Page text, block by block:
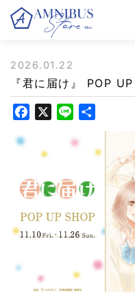
2026.01.22
『君に届け』 POP
b
o
o
X
n
有